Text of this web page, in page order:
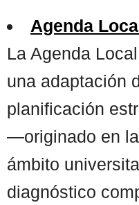
Agenda
La Agenda
una adaptación
planificación
—originado en
ámbito
diagnóstico